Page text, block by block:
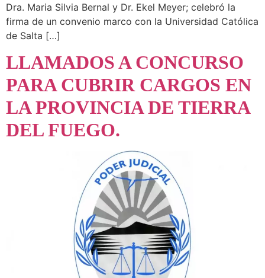
Dra. Maria Silvia Bernal y Dr. Ekel Meyer; celebró la
firma de un convenio marco con la Universidad Católica
de Salta […]
LLAMADOS A CONCURSO
PARA CUBRIR CARGOS EN
LA PROVINCIA DE TIERRA
DEL FUEGO.